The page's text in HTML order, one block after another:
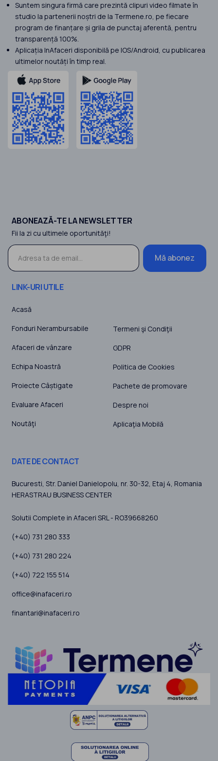
Suntem singura firmă care prezintă clipuri video filmate în
studio la partenerii noștri de la Termene.ro, pe fiecare
program de finanțare și grila de punctaj aferentă, pentru
transparență 100%.
Aplicația InAfaceri disponibilă pe IOS/Android, cu publicarea
ultimelor noutăți în timp real.
ABONEAZĂ-TE LA NEWSLETTER
Fii la zi cu ultimele oportunităţi!
Mă abonez
LINK-URI UTILE
Acasă
Fonduri Nerambursabile
Afaceri de vânzare
Echipa Noastră
Proiecte Câștigate
Evaluare Afaceri
Noutăţi
Termeni şi Condiţii
GDPR
Politica de Cookies
Pachete de promovare
Despre noi
Aplicaţia Mobilă
DATE DE CONTACT
Bucuresti, Str. Daniel Danielopolu, nr. 30-32, Etaj 4, Romania
HERASTRAU BUSINESS CENTER
Solutii Complete in Afaceri SRL - RO39668260
(+40) 731 280 333
(+40) 731 280 224
(+40) 722 155 514
office@inafaceri.ro
finantari@inafaceri.ro